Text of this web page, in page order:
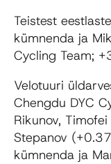
Teistest
kümnenda ja
Cycling Team;
Velotuuri
Chengdu DYC
Rikunov,
Stepanov
kümnenda ja